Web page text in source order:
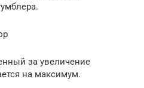
за увеличение
на максимум.